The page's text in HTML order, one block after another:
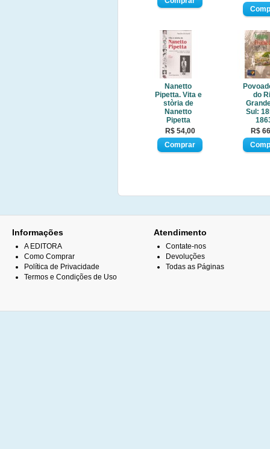
Nanetto
Pipetta. Vita e
stòria de
Nanetto
Pipetta
R$ 54,00
do
Sul:
R$
Informações
A EDITORA
Como Comprar
Política de Privacidade
Termos e Condições de Uso
Atendimento
Contate-nos
Devoluções
Todas as Páginas